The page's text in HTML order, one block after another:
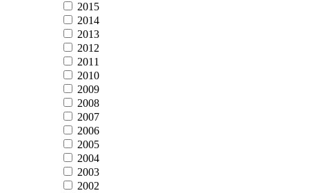
2015
2014
2013
2012
2011
2010
2009
2008
2007
2006
2005
2004
2003
2002